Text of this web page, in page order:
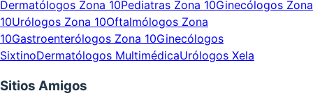
Dermatólogos Zona 10Pediatras Zona 10Ginecólogos Zona
10Urólogos Zona 10Oftalmólogos Zona
10Gastroenterólogos Zona 10Ginecólogos
SixtinoDermatólogos MultimédicaUrólogos Xela
Sitios Amigos